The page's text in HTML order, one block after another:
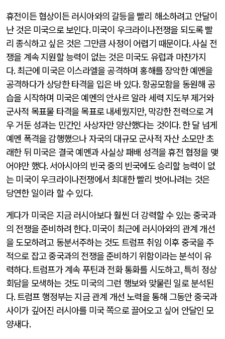
휴전이든 협상이든 러시아와의 갈등을 빨리 해소하려고 안달이
난 것은 미국으로 보인다.미국이 우크라이나전쟁을 되도록 빨
리 종식하고 싶은 것은 그만큼 사정이 어렵기 때문이다.사실 전
쟁을 계속 지원할 능력이 없는 것은 미국도 유럽과 마찬가지
다.최근에 미국은 이스라엘을 공격하며 홍해를 장악한 예멘을
공격하다가 상당한 타격을 입은 바 있다.항공모함을 동원해 공
습을 시작하며 미국은 예멘의 안사르 알라 세력 지도부 제거와
군사적 목표물 타격을 목표로 내세웠지만, 막강한 전력으로 겨
우 거둔 성과는 민간인 사상자만 양산했다는 것이다.한 달 넘게
예멘 폭격을 감행했으나 자국의 대규모 군사적 자산 소모만 초
래한 뒤 미국은 결국 예멘과 사실상 패배 성격을 휴전 협정을 맺
어야만 했다.서아시아의 빈국 중의 빈국에도 승리할 능력이 없
는 미국이 우크라이나전쟁에서 최대한 빨리 벗어나려는 것은
당연한 일이라 할 수 있다.
게다가 미국은 지금 러시아보다 훨씬 더 강력할 수 있는 중국과
의 전쟁을 준비하려 한다.미국이 최근에 러시아와의 관계 개선
을 도모하려고 동분서주하는 것도 트럼프 취임 이후 중국을 주
적으로 잡고 중국과의 전쟁을 준비하기 위함이라는 분석이 유
력하다.트럼프가 계속 푸틴과 전화 통화를 시도하고,특히 정상
회담을 모색하는 것도 미국의 그런 행보와 맞물린 일로 분석된
다.트럼프 행정부는 지금 관계 개선 노력을 통해 그동안 중국과
사이가 깊어진 러시아를 미국 쪽으로 끌어오고 싶어 안달인 모
양새다.